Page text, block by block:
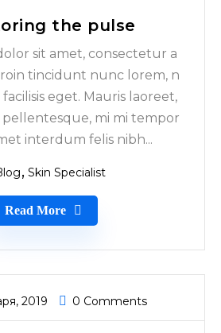
the pulse
sit amet, consectetur a
tincidunt nunc lorem, n
eget. Mauris laoreet,
pellentesque, mi mi tempor
interdum felis nibh...
Skin Specialist
Read More
2019 0 Comments